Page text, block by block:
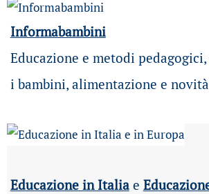
Informabambini
Educazione e metodi
i bambini, alimentazione e
Educazione in Italiae